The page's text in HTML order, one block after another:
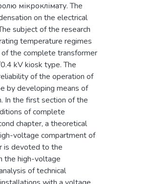
мікроклімату. The
on the electrical
subject of the research
temperature regimes
the complete transformer
kV kiosk type. The
of the operation of
by developing means of
In the first section of the
of complete
chapter, a theoretical
voltage compartment of
is devoted to the
the high-voltage
of technical